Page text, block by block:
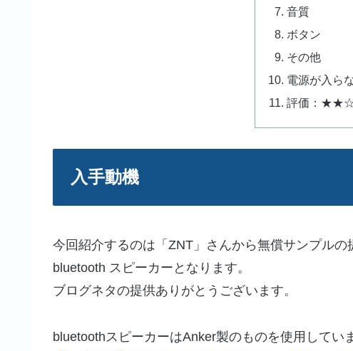
音質
ボタン
その他
電源が入ら
評価：
入手動機
今回紹介するのは「ZNT」さんから無償サンプル
bluetooth スピーカーとなります。
ブログネタの提供ありがとうございます。
bluetoothスピーカーはAnker製のものを使用してい